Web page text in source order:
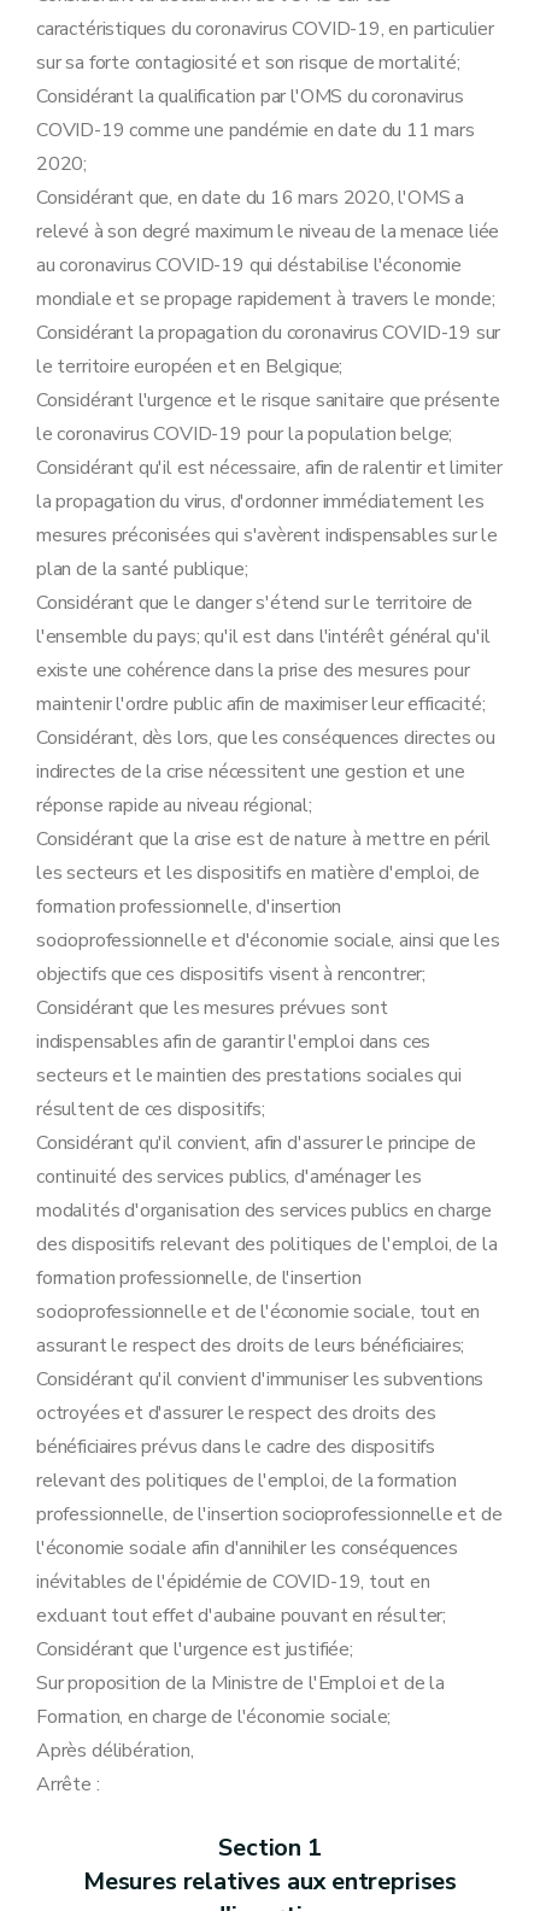
caractéristiques du coronavirus COVID-19, en particulier
sur sa forte contagiosité et son risque de mortalité;
Considérant la qualification par l'OMS du coronavirus
COVID-19 comme une pandémie en date du 11 mars
2020;
Considérant que, en date du 16 mars 2020, l'OMS a
relevé à son degré maximum le niveau de la menace liée
au coronavirus COVID-19 qui déstabilise l'économie
mondiale et se propage rapidement à travers le monde;
Considérant la propagation du coronavirus COVID-19 sur
le territoire européen et en Belgique;
Considérant l'urgence et le risque sanitaire que présente
le coronavirus COVID-19 pour la population belge;
Considérant qu'il est nécessaire, afin de ralentir et limiter
la propagation du virus, d'ordonner immédiatement les
mesures préconisées qui s'avèrent indispensables sur le
plan de la santé publique;
Considérant que le danger s'étend sur le territoire de
l'ensemble du pays; qu'il est dans l'intérêt général qu'il
existe une cohérence dans la prise des mesures pour
maintenir l'ordre public afin de maximiser leur efficacité;
Considérant, dès lors, que les conséquences directes ou
indirectes de la crise nécessitent une gestion et une
réponse rapide au niveau régional;
Considérant que la crise est de nature à mettre en péril
les secteurs et les dispositifs en matière d'emploi, de
formation professionnelle, d'insertion
socioprofessionnelle et d'économie sociale, ainsi que les
objectifs que ces dispositifs visent à rencontrer;
Considérant que les mesures prévues sont
indispensables afin de garantir l'emploi dans ces
secteurs et le maintien des prestations sociales qui
résultent de ces dispositifs;
Considérant qu'il convient, afin d'assurer le principe de
continuité des services publics, d'aménager les
modalités d'organisation des services publics en charge
des dispositifs relevant des politiques de l'emploi, de la
formation professionnelle, de l'insertion
socioprofessionnelle et de l'économie sociale, tout en
assurant le respect des droits de leurs bénéficiaires;
Considérant qu'il convient d'immuniser les subventions
octroyées et d'assurer le respect des droits des
bénéficiaires prévus dans le cadre des dispositifs
relevant des politiques de l'emploi, de la formation
professionnelle, de l'insertion socioprofessionnelle et de
l'économie sociale afin d'annihiler les conséquences
inévitables de l'épidémie de COVID-19, tout en
excluant tout effet d'aubaine pouvant en résulter;
Considérant que l'urgence est justifiée;
Sur proposition de la Ministre de l'Emploi et de la
Formation, en charge de l'économie sociale;
Après délibération,
Arrête :
Section 1
Mesures relatives aux entreprises